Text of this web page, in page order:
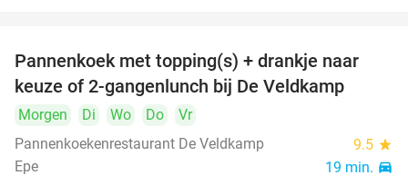
35%
FULL
Pannenkoek met topping(s) + drankje naar
keuze of 2-gangenlunch bij De Veldkamp
Morgen Di Wo Do
Vr
Pannenkoekenrestaurant De Veldkamp
9.5 star
Epe 19 min. directions_car